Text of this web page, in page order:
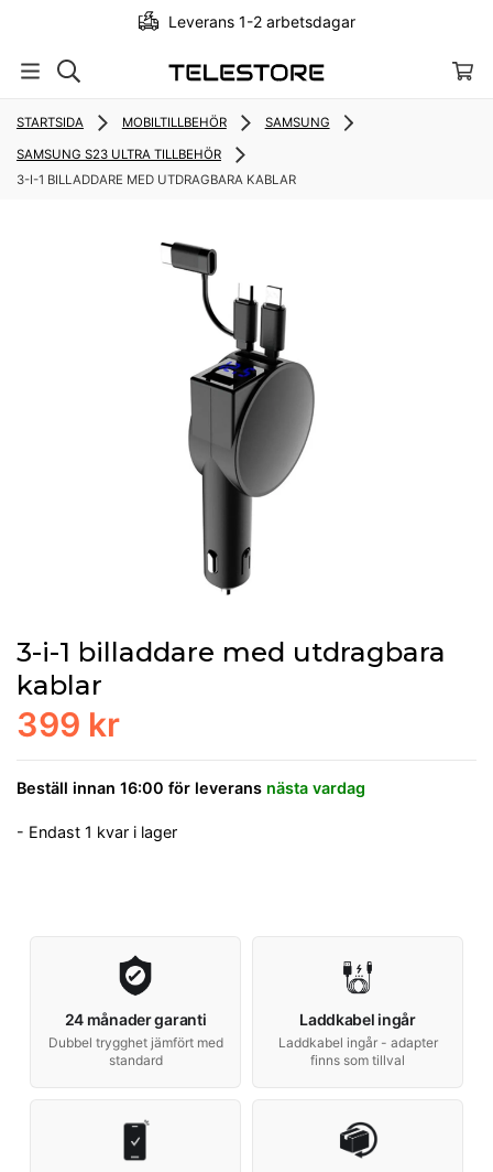
Leverans 1-2 arbetsdagar
STARTSIDA MOBILTILLBEHÖR SAMSUNG
SAMSUNG S23 ULTRA TILLBEHÖR
3-I-1 BILLADDARE MED UTDRAGBARA KABLAR
3-i-1 billaddare med utdragbara
kablar
399 kr
Beställ innan 16:00 för leverans nästa vardag
- Endast 1 kvar i lager
24 månader garanti
Dubbel trygghet jämfört med
standard
Laddkabel ingår
Laddkabel ingår - adapter
finns som tillval